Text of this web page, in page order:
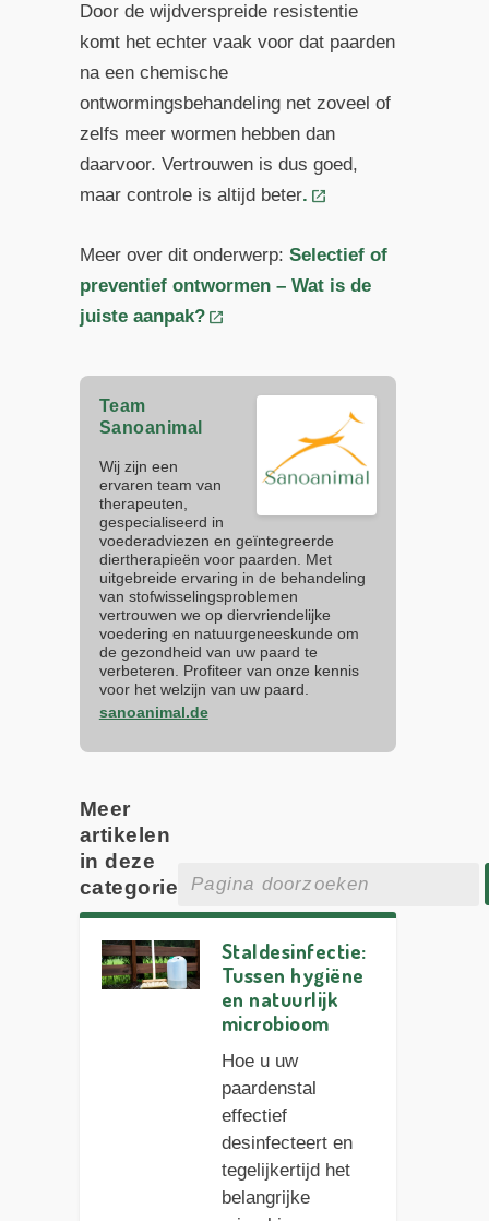
Door de wijdverspreide resistentie
komt het echter vaak voor dat paarden
na een chemische
ontwormingsbehandeling net zoveel of
zelfs meer wormen hebben dan
daarvoor. Vertrouwen is dus goed,
maar controle is altijd beter.
Meer over dit onderwerp: Selectief of
preventief ontwormen – Wat is de
juiste aanpak?
Team
Sanoanimal
Wij zijn een
ervaren team van
therapeuten,
gespecialiseerd in
voederadviezen en geïntegreerde
diertherapieën voor paarden. Met
uitgebreide ervaring in de behandeling
van stofwisselingsproblemen
vertrouwen we op diervriendelijke
voedering en natuurgeneeskunde om
de gezondheid van uw paard te
verbeteren. Profiteer van onze kennis
voor het welzijn van uw paard.
sanoanimal.de
Meer
artikelen
in deze
categorie
Staldesinfectie:
Tussen hygiëne
en natuurlijk
microbioom
Hoe u uw
paardenstal
effectief
desinfecteert en
tegelijkertijd het
belangrijke